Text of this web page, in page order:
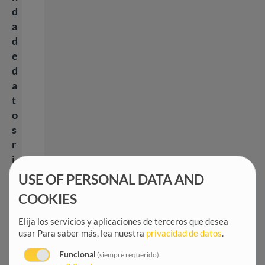
d
a
d
e
d
a
t
o
s
r
i
USE OF PERSONAL DATA AND
COOKIES
Elija los servicios y aplicaciones de terceros que desea
usar Para saber más, lea nuestra privacidad de datos.
Funcional (siempre requerido)